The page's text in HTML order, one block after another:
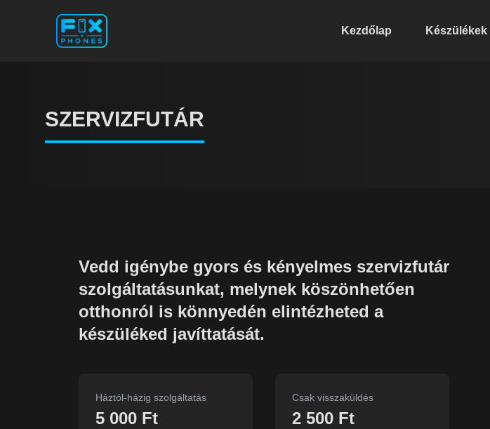
Kezdőlap Készülékek
SZERVIZFUTÁR
Vedd igénybe gyors és kényelmes szervizfutár
szolgáltatásunkat, melynek köszönhetően
otthonról is könnyedén elintézheted a
készüléked javíttatását.
Háztól-házig szolgáltatás
5 000 Ft
Csak visszaküldés
2 500 Ft